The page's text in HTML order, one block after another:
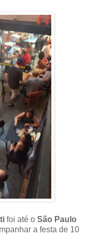
foi até o São Paulo
a festa de 10